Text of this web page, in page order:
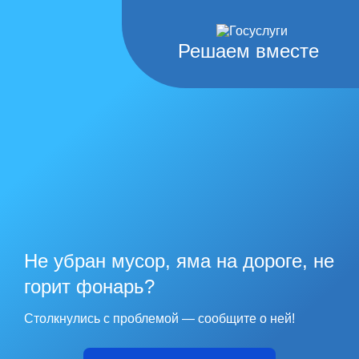
Решаем вместе
Не убран мусор, яма на дороге, не
горит фонарь?
Столкнулись с проблемой — сообщите о ней!